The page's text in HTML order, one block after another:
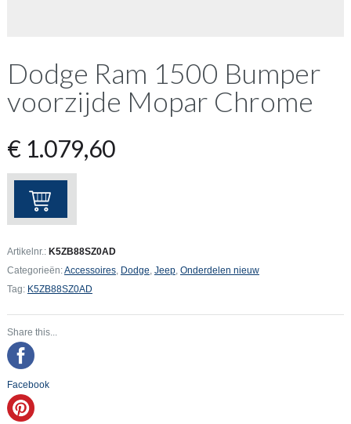
Dodge Ram 1500 Bumper
voorzijde Mopar Chrome
€1.079,60
Dodge
Ram
1500
Bumper
voorzijde
Mopar
Artikelnr.: K5ZB88SZ0AD
Categorieën:Accessoires, Dodge Jeep, Onderdelen nieuw
Tag: K5ZB88SZ0AD
Share this...
Facebook